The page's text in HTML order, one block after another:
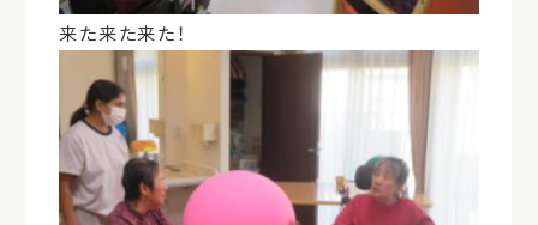
来た来た来た！